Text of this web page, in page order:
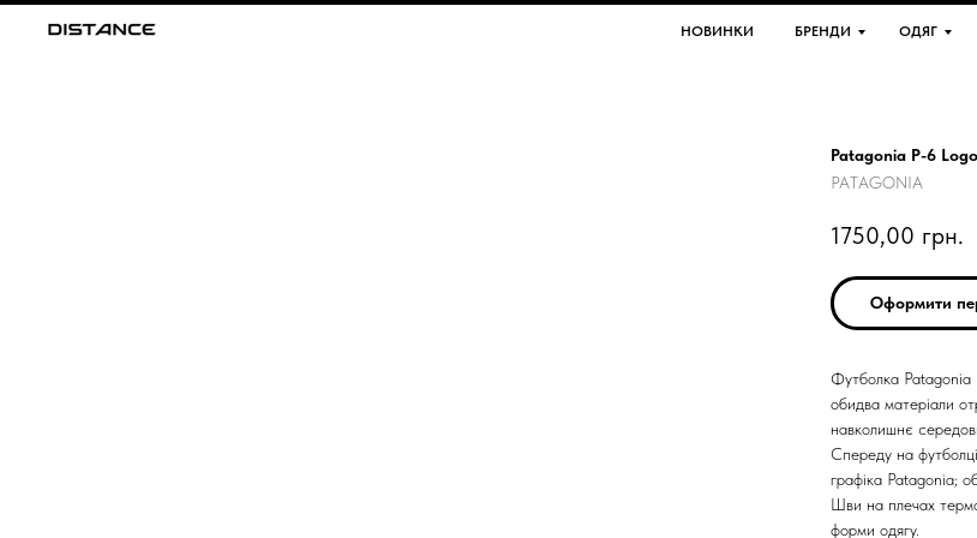
НОВИНКИ БРЕНДИ ОДЯГ
Patagonia P-6
PATAGONIA
1750,00 грн.
Оформити
Футболка Patagonia
обидва матеріали
навколишнє
Спереду на
графіка Patagonia;
Шви на плечах
форми одягу.